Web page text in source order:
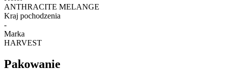
ANTHRACITE MELANGE
Kraj pochodzenia
-
Marka
HARVEST
Pakowanie